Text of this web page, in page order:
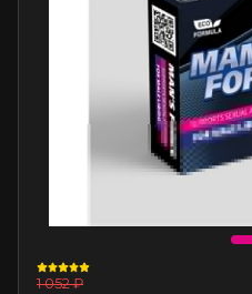
1 052 ₽